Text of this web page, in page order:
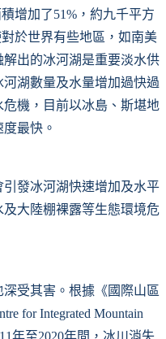
增加了51%，約九千平方
於世界有些地區，如南美
出的冰河湖是重要淡水供
湖數量及水量增加過快過
機，目前以冰島、斯堪地
最快。
發冰河湖快速增加及水平
大陸棚裸露等生態環境危
受其害。根據《國際山區
for Integrated Mountain
年至2020年間，冰川消失